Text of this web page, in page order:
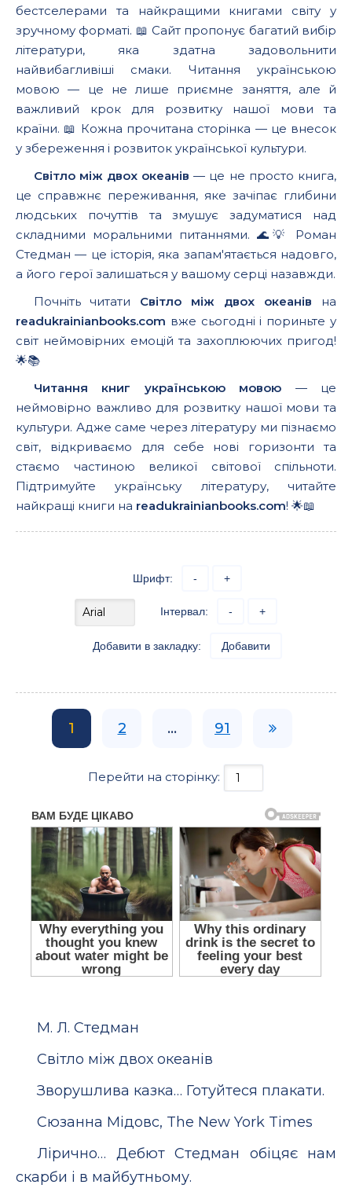
бестселерами та найкращими книгами світу у
зручному форматі. 📖 Сайт пропонує багатий вибір
літератури, яка здатна задовольнити
найвибагливіші смаки. Читання українською
мовою — це не лише приємне заняття, але й
важливий крок для розвитку нашої мови та
країни. 📖 Кожна прочитана сторінка — це внесок
у збереження і розвиток української культури.
Світло між двох океанів — це не просто книга,
це справжнє переживання, яке зачіпає глибини
людських почуттів та змушує задуматися над
складними моральними питаннями. 🌊💡 Роман
Стедман — це історія, яка запам'ятається надовго,
а його герої залишаться у вашому серці назавжди.
Почніть читати Світло між двох океанів на
readukrainianbooks.com вже сьогодні і пориньте у
світ неймовірних емоцій та захоплюючих пригод!
🌟📚
Читання книг українською мовою — це
неймовірно важливо для розвитку нашої мови та
культури. Адже саме через літературу ми пізнаємо
світ, відкриваємо для себе нові горизонти та
стаємо частиною великої світової спільноти.
Підтримуйте українську літературу, читайте
найкращі книги на readukrainianbooks.com! 🌟📖
Шрифт: - +
Інтервал: - +
Добавити в закладку: Добавити
1 2 ... 91
Перейти на сторінку:
М. Л. Стедман
Світло між двох океанів
Зворушлива казка… Готуйтеся плакати.
Сюзанна Мідовс, The New York Times
Лірично… Дебют Стедман обіцяє нам
скарби і в майбутньому.